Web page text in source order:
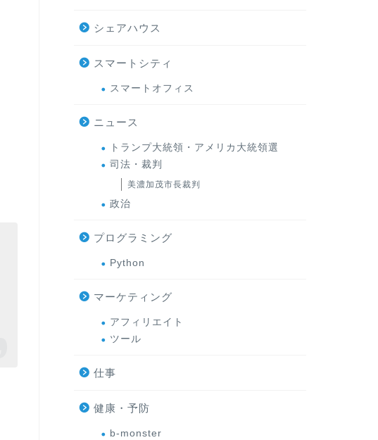
シェアハウス
スマートシティ
スマートオフィス
ニュース
トランプ大統領・アメリカ大統領選
司法・裁判
美濃加茂市長裁判
政治
プログラミング
Python
マーケティング
アフィリエイト
ツール
仕事
健康・予防
b-monster